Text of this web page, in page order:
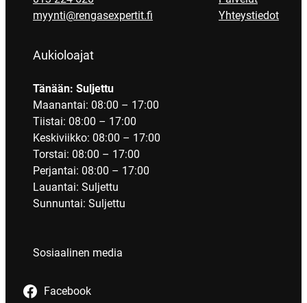
myynti@rengasexpertit.fi
Aukioloajat
Tänään: Suljettu
Maanantai: 08:00 – 17:00
Tiistai: 08:00 – 17:00
Keskiviikko: 08:00 – 17:00
Torstai: 08:00 – 17:00
Perjantai: 08:00 – 17:00
Lauantai: Suljettu
Sunnuntai: Suljettu
Yhteystiedot
Sosiaalinen media
Facebook